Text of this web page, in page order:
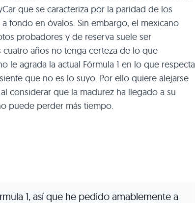
que se caracteriza por la paridad de los
fondo en óvalos. Sin embargo, el mexicano
probadores y de reserva suele ser
años no tenga certeza de lo que
le agrada la actual Fórmula 1 en lo que respecta
que no es lo suyo. Por ello quiere alejarse
considerar que la madurez ha llegado a su
puede perder más tiempo.
1, así que he pedido amablemente a